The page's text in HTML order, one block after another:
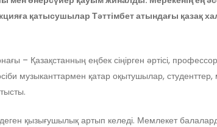
қатысушылар Тәттімбет атындағы қазақ
– Қазақстанның еңбек сіңірген әртісі,
музыканттармен қатар оқытушылар,
қызығушылық артып келеді. Мемлекет